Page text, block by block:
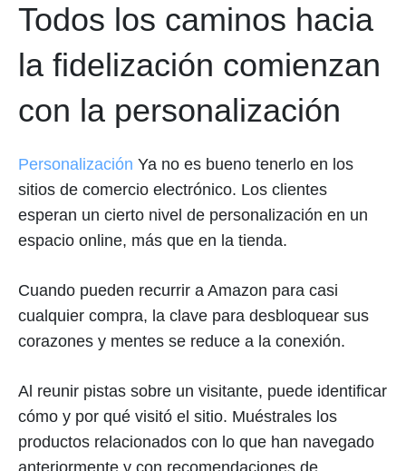
Todos los caminos hacia
la fidelización comienzan
con la personalización
Personalización Ya no es bueno tenerlo en los
sitios de comercio electrónico. Los clientes
esperan un cierto nivel de personalización en un
espacio online, más que en la tienda.
Cuando pueden recurrir a Amazon para casi
cualquier compra, la clave para desbloquear sus
corazones y mentes se reduce a la conexión.
Al reunir pistas sobre un visitante, puede identificar
cómo y por qué visitó el sitio. Muéstrales los
productos relacionados con lo que han navegado